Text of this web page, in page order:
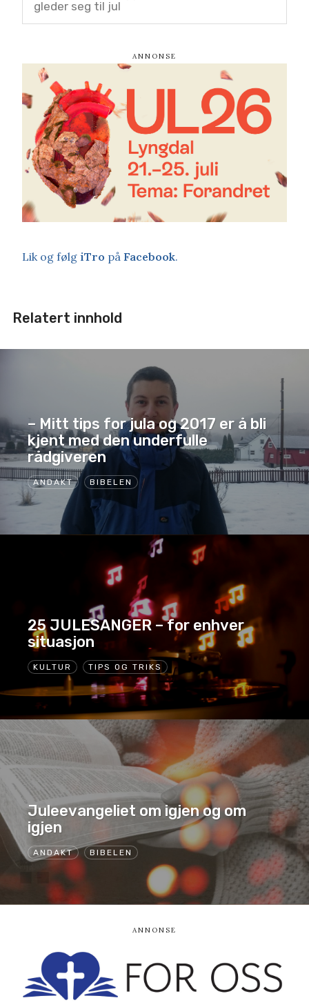
gleder seg til jul
Lik og følg iTro på Facebook.
Relatert innhold
ANDAKT BIBELEN
– Mitt tips for jula og 2017 er å bli
kjent med den underfulle
rådgiveren
KULTUR TIPS OG TRIKS
25 JULESANGER – for enhver
situasjon
ANDAKT BIBELEN
Juleevangeliet om igjen og om
igjen